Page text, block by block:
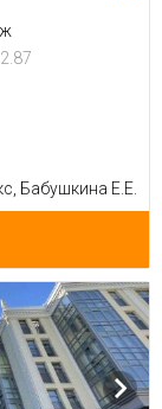
Бабушкина Е.Е.